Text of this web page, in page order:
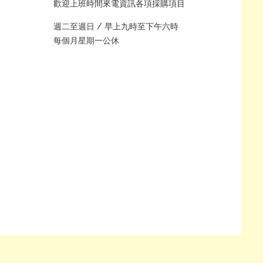
歡迎上班時間來電資訊各項採購項目
週二至週日 / 早上九時至下午六時
每個月星期一公休